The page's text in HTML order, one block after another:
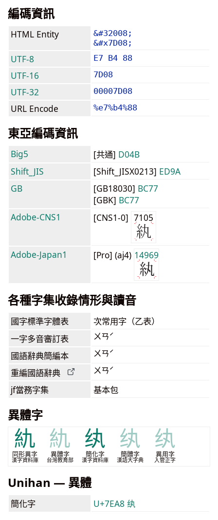
編碼資訊
HTML Entity
&#32008;
&#x7D08;
UTF-8 E7 B4 88
UTF-16 7D08
UTF-32 00007D08
URL Encode %e7%b4%88
東亞編碼資訊
Big5 [共通] D04B
Shift_JIS
[Shift_JISX0213] ED9A
GB
[GB18030] BC77
[GBK] BC77
Adobe-CNS1
[CNS1-0] 7105
Adobe-Japan1 [Pro] (aj4) 14969
各種字集收錄情形與讀音
國字標準字體表 次常用字（乙表）
一字多音審訂表 ㄨㄢˊ
國語辭典簡編本 ㄨㄢˊ
重編國語辭典 ㄨㄢˊ
jf當務字集 基本包
異體字
䊵
同形異字
漢字資料庫
䊵
異體字
台灣教育部
纨
簡化字
漢字資料庫
纨
簡體字
漢語大字典
纨
異用字
入管正字
Unihan — 異體
簡化字 U+7EA8 纨